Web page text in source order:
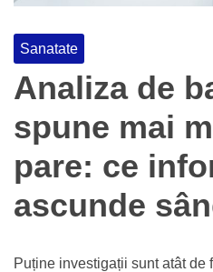
Sanatate
Analiza de
spune mai
pare: ce
ascunde
Puține investigații sunt atât de